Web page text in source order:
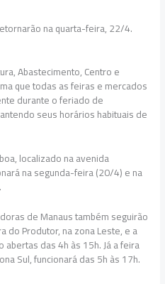
na quarta-feira, 22/4.
Abastecimento, Centro e
que todas as feiras e mercados
durante o feriado de
seus horários habituais de
localizado na avenida
na segunda-feira (20/4) e na
de Manaus também seguirão
do Produtor, na zona Leste, e a
das 4h às 15h. Já a feira
Sul, funcionará das 5h às 17h.